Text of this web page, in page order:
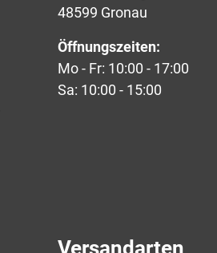
48599 Gronau
Öffnungszeiten:
Mo - Fr: 10:00 - 17:00
Sa: 10:00 - 15:00
Versandarten